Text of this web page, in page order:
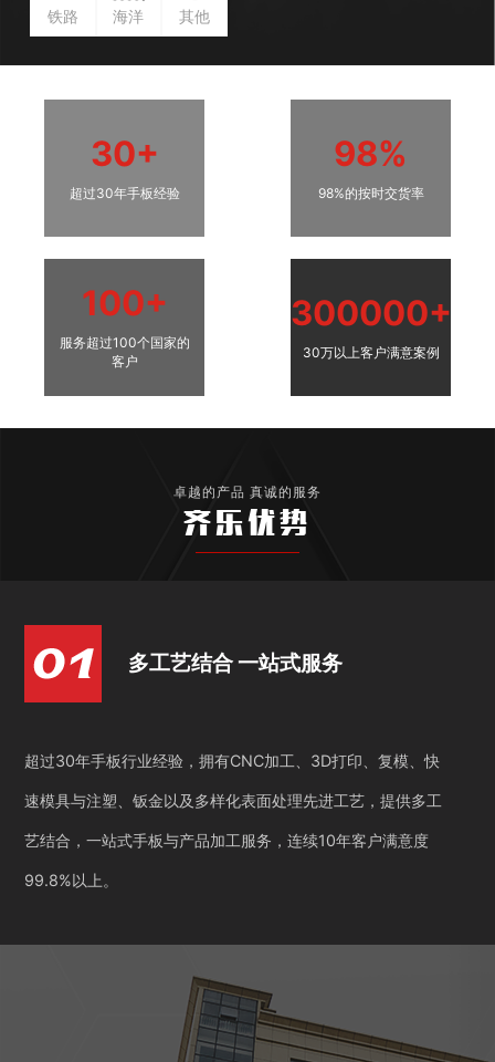
铁路 海洋 其他
30+
超过30年手板经验
98%
98%的按时交货率
100+
服务超过100个国家的
客户
300000+
30万以上客户满意案例
卓越的产品 真诚的服务
齐乐优势
多工艺结合 一站式服务
超过30年手板行业经验，拥有CNC加工、3D打印、复模、快
速模具与注塑、钣金以及多样化表面处理先进工艺，提供多工
艺结合，一站式手板与产品加工服务，连续10年客户满意度
99.8%以上。